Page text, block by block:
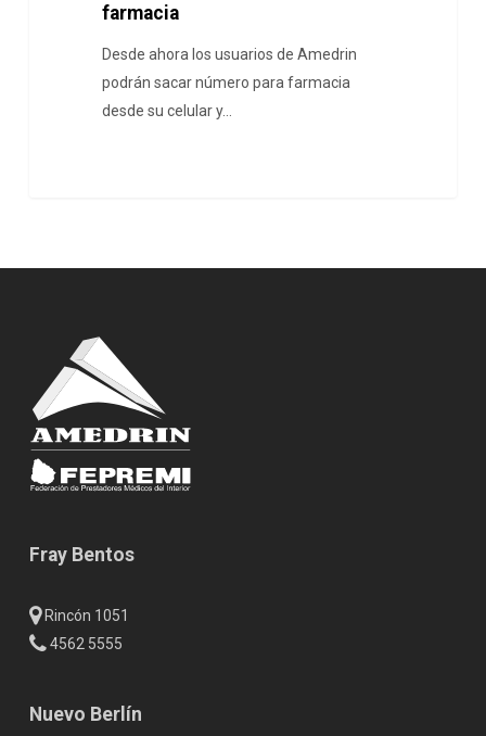
farmacia
Desde ahora los usuarios de Amedrin
podrán sacar número para farmacia
desde su celular y…
Fray Bentos
Rincón 1051
4562 5555
Nuevo Berlín